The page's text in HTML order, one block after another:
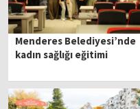
Menderes Belediyesi’nde
kadın sağlığı eğitimi